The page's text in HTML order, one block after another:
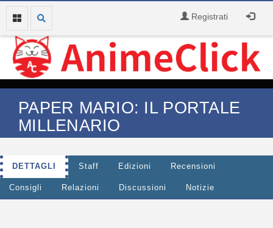
Registrati
PAPER MARIO: IL PORTALE
MILLENARIO
DETTAGLI Staff Edizioni Recensioni
Consigli Relazioni Discussioni Notizie